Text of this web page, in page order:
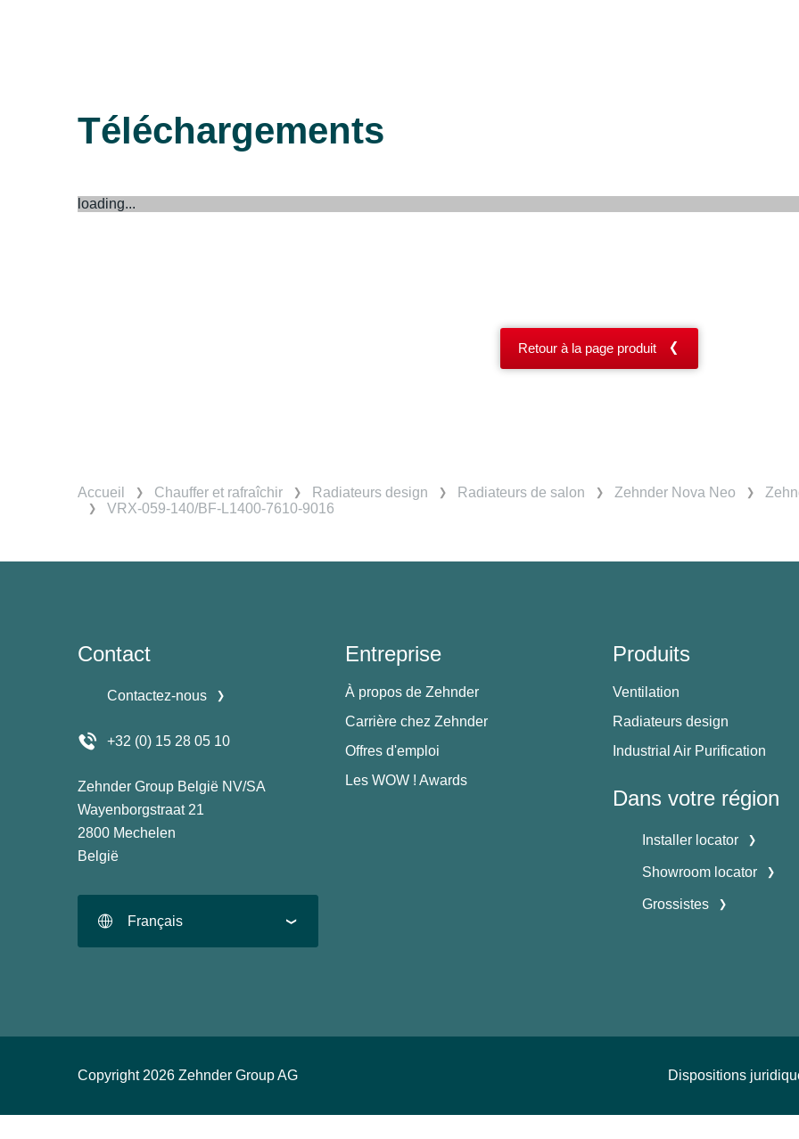
Téléchargements
loading...
Retour à la page produit
Accueil Chauffer et rafraîchir Radiateurs design Radiateurs de salon Zehnder Nova Neo
VRX-059-140/BF-L1400-7610-9016
Contact
Contactez-nous
+32 (0) 15 28 05 10
Zehnder Group België NV/SA
Wayenborgstraat 21
2800 Mechelen
België
Français
Entreprise
À propos de Zehnder
Carrière chez Zehnder
Offres d'emploi
Les WOW ! Awards
Produits
Ventilation
Radiateurs design
Industrial Air Purification
Dans votre région
Installer locator
Showroom locator
Grossistes
Copyright 2026 Zehnder Group AG Dispositions